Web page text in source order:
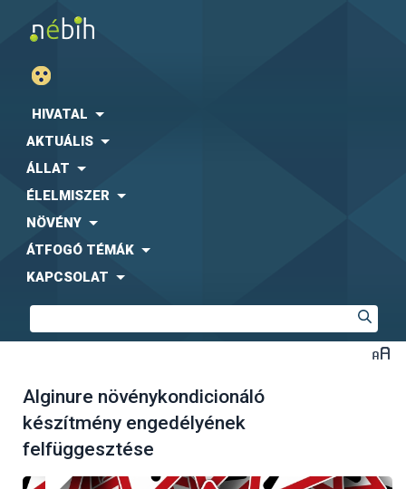
HIVATAL
AKTUÁLIS
ÁLLAT
ÉLELMISZER
NÖVÉNY
ÁTFOGÓ TÉMÁK
KAPCSOLAT
Alginure növénykondicionáló
készítmény engedélyének
felfüggesztése